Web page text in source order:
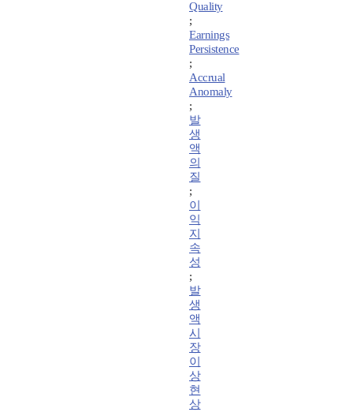
Quality
;
Earnings
Persistence
;
Accrual
Anomaly
;
발
생
액
의
질
;
이
익
지
속
성
;
발
생
액
시
장
이
상
현
상